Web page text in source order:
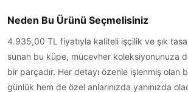
Neden Bu Ürünü Seçmelisiniz
4.935,00 TL fiyatıyla kaliteli işçilik ve şık
sunan bu küpe, mücevher koleksiyonunuza
bir parçadır. Her detayı özenle işlenmiş olan
günlük hem de özel anlarınızda yanınızda